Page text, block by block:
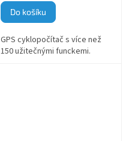
Do košíku
GPS cyklopočítač s více než
150 užitečnými funckemi.